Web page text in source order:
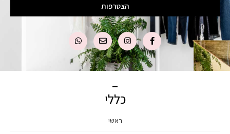
הצטרפות
כללי
ראשי